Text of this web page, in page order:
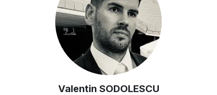
Valentin SODOLESCU